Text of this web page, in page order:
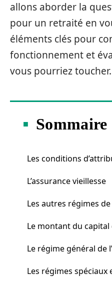
allons aborder la
pour un retraité en
éléments clés pour
fonctionnement et
vous pourriez toucher.
Sommaire
Les conditions
L’assurance vieillesse
Les autres régimes
Le montant du capital
Le régime général de
Les régimes